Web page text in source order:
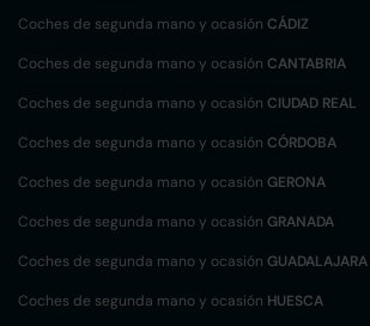
Coches de segunda mano y ocasión CÁDIZ
Coches de segunda mano y ocasión CANTABRIA
Coches de segunda mano y ocasión CIUDAD REAL
Coches de segunda mano y ocasión CÓRDOBA
Coches de segunda mano y ocasión GERONA
Coches de segunda mano y ocasión GRANADA
Coches de segunda mano y ocasión GUADALAJARA
Coches de segunda mano y ocasión HUESCA